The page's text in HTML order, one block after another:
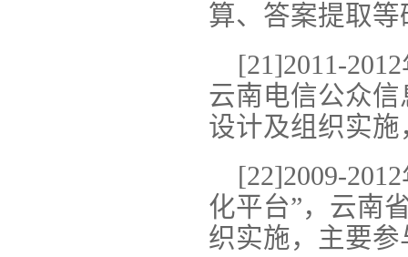
算、答案提取
[21]2011-
云南电信公众
设计及组织实
[22]2009-
化平台”，云南
织实施，主要